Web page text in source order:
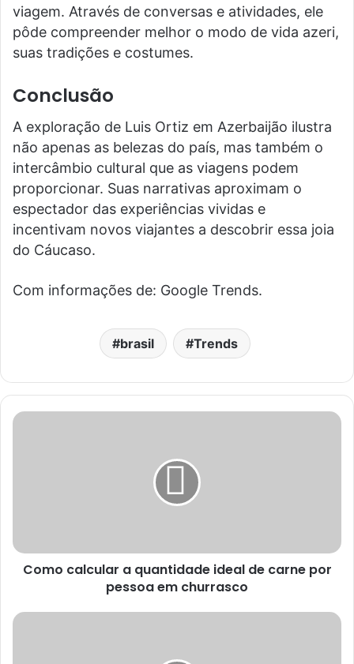
viagem. Através de conversas e atividades, ele
pôde compreender melhor o modo de vida azeri,
suas tradições e costumes.
Conclusão
A exploração de Luis Ortiz em Azerbaijão ilustra
não apenas as belezas do país, mas também o
intercâmbio cultural que as viagens podem
proporcionar. Suas narrativas aproximam o
espectador das experiências vividas e
incentivam novos viajantes a descobrir essa joia
do Cáucaso.
Com informações de: Google Trends.
brasil Trends
Como calcular a quantidade ideal de carne por
pessoa em churrasco